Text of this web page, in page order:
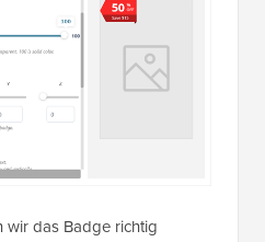
wir das Badge richtig